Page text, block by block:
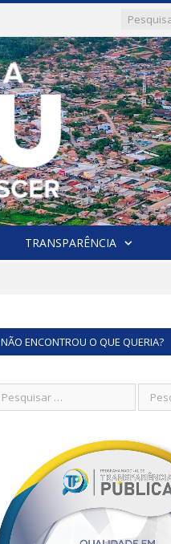
TRANSPARÊNCIA
NÃO ENCONTROU O QUE QUERIA?